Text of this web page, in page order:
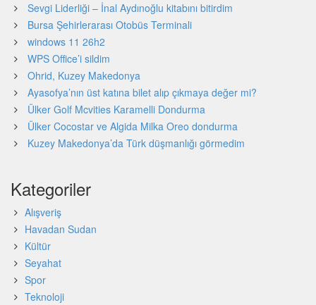
Sevgi Liderliği – İnal Aydınoğlu kitabını bitirdim
Bursa Şehirlerarası Otobüs Terminali
windows 11 26h2
WPS Office’i sildim
Ohrid, Kuzey Makedonya
Ayasofya’nın üst katına bilet alıp çıkmaya değer mi?
Ülker Golf Mcvities Karamelli Dondurma
Ülker Cocostar ve Algida Milka Oreo dondurma
Kuzey Makedonya’da Türk düşmanlığı görmedim
Kategoriler
Alışveriş
Havadan Sudan
Kültür
Seyahat
Spor
Teknoloji